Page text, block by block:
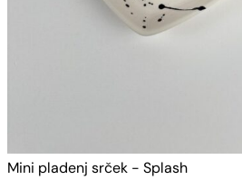
Mini pladenj srček - Splash